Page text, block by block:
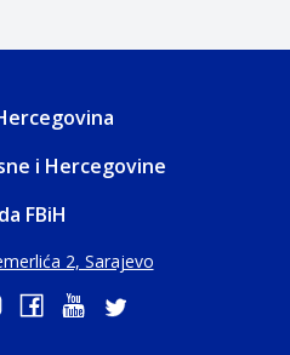
i Hercegovine
FBiH
2, Sarajevo